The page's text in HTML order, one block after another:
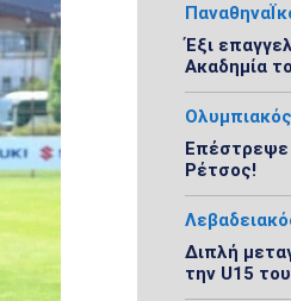
Έξι
Ακαδημία
Ολυμπιακός
Επέστρεψε
Ρέτσος!
Διπλή
την U15